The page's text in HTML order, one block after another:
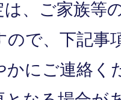
、ご家族等
ので、下記事
かにご連絡く